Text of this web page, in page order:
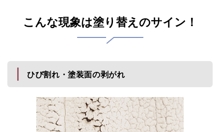
こんな現象は塗り替えのサイン！
ひび割れ・塗装面の剥がれ